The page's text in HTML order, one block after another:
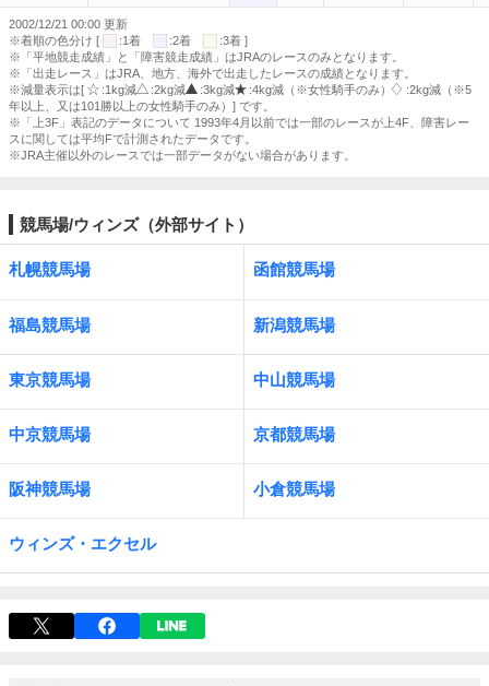
2002/12/21 00:00 更新
※着順の色分け [
:1着 :2着
:3着 ]
※「平地競走成績」と「障害競走成績」はJRAのレースのみとなります。
※「出走レース」はJRA、地方、海外で出走したレースの成績となります。
※減量表示は[
:1kg減 :2kg減 :3kg減 :4kg減（※女性騎手のみ）
:2kg減（※5
年以上、又は101勝以上の女性騎手のみ）] です。
※「上3F」表記のデータについて 1993年4月以前では一部のレースが上4F、障害レー
スに関しては平均Fで計測されたデータです。
※JRA主催以外のレースでは一部データがない場合があります。
競馬場/ウィンズ（外部サイト）
札幌競馬場 函館競馬場
福島競馬場 新潟競馬場
東京競馬場 中山競馬場
中京競馬場 京都競馬場
阪神競馬場 小倉競馬場
ウィンズ・エクセル